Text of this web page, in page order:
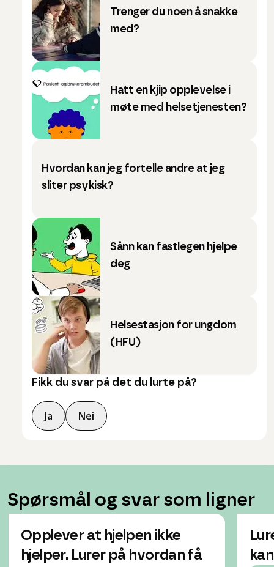
Trenger du noen å snakke
med?
Hatt en kjip opplevelse i
møte med helsetjenesten?
Hvordan kan jeg fortelle andre at jeg
sliter psykisk?
Sånn kan fastlegen hjelpe
deg
Helsestasjon for ungdom
(HFU)
Fikk du svar på det du lurte på?
Ja Nei
Spørsmål og svar som ligner
Opplever at hjelpen ikke
hjelper. Lurer på hvordan få